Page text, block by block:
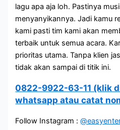
lagu apa aja loh. Pastinya
menyanyikannya. Jadi kamu
kami pasti tim kami akan
terbaik untuk semua acara.
prioritas utama. Tanpa klien
tidak akan sampai di titik ini.
0822-9922-63-11 (klik
whatsapp atau catat
Follow Instagram :